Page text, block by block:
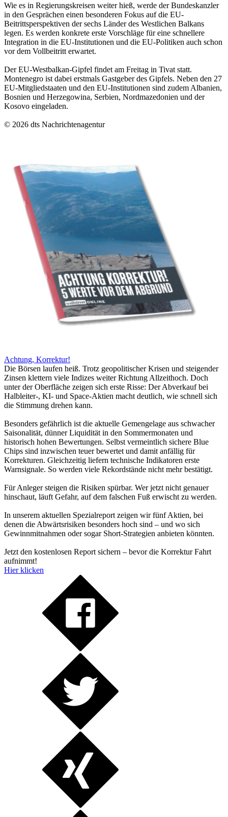
Wie es in Regierungskreisen weiter hieß, werde der Bundeskanzler
in den Gesprächen einen besonderen Fokus auf die EU-
Beitrittsperspektiven der sechs Länder des Westlichen Balkans
legen. Es werden konkrete erste Vorschläge für eine schnellere
Integration in die EU-Institutionen und die EU-Politiken auch schon
vor dem Vollbeitritt erwartet.
Der EU-Westbalkan-Gipfel findet am Freitag in Tivat statt.
Montenegro ist dabei erstmals Gastgeber des Gipfels. Neben den 27
EU-Mitgliedstaaten und den EU-Institutionen sind zudem Albanien,
Bosnien und Herzegowina, Serbien, Nordmazedonien und der
Kosovo eingeladen.
© 2026 dts Nachrichtenagentur
Achtung, Korrektur!
Die Börsen laufen heiß. Trotz geopolitischer Krisen und steigender
Zinsen klettern viele Indizes weiter Richtung Allzeithoch. Doch
unter der Oberfläche zeigen sich erste Risse: Der Abverkauf bei
Halbleiter-, KI- und Space-Aktien macht deutlich, wie schnell sich
die Stimmung drehen kann.
Besonders gefährlich ist die aktuelle Gemengelage aus schwacher
Saisonalität, dünner Liquidität in den Sommermonaten und
historisch hohen Bewertungen. Selbst vermeintlich sichere Blue
Chips sind inzwischen teuer bewertet und damit anfällig für
Korrekturen. Gleichzeitig liefern technische Indikatoren erste
Warnsignale. So werden viele Rekordstände nicht mehr bestätigt.
Für Anleger steigen die Risiken spürbar. Wer jetzt nicht genauer
hinschaut, läuft Gefahr, auf dem falschen Fuß erwischt zu werden.
In unserem aktuellen Spezialreport zeigen wir fünf Aktien, bei
denen die Abwärtsrisiken besonders hoch sind – und wo sich
Gewinnmitnahmen oder sogar Short-Strategien anbieten könnten.
Jetzt den kostenlosen Report sichern – bevor die Korrektur Fahrt
aufnimmt!
Hier klicken